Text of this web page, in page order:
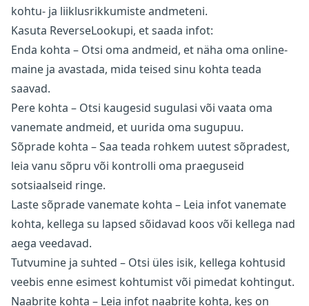
kohtu- ja liiklusrikkumiste andmeteni.
Kasuta ReverseLookupi, et saada infot:
Enda kohta – Otsi oma andmeid, et näha oma online-
maine ja avastada, mida teised sinu kohta teada
saavad.
Pere kohta – Otsi kaugesid sugulasi või vaata oma
vanemate andmeid, et uurida oma sugupuu.
Sõprade kohta – Saa teada rohkem uutest sõpradest,
leia vanu sõpru või kontrolli oma praeguseid
sotsiaalseid ringe.
Laste sõprade vanemate kohta – Leia infot vanemate
kohta, kellega su lapsed sõidavad koos või kellega nad
aega veedavad.
Tutvumine ja suhted – Otsi üles isik, kellega kohtusid
veebis enne esimest kohtumist või pimedat kohtingut.
Naabrite kohta – Leia infot naabrite kohta, kes on